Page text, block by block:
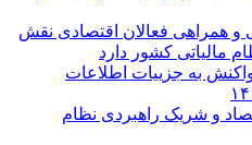
و همراهی فعالان اقتصادی نقش
مالیاتی کشور دارد
واکنش به جزییات اطلاعات
و شریک راهبردی نظام